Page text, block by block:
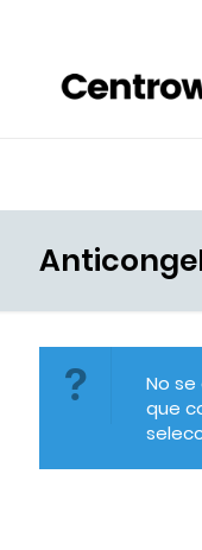
No
que